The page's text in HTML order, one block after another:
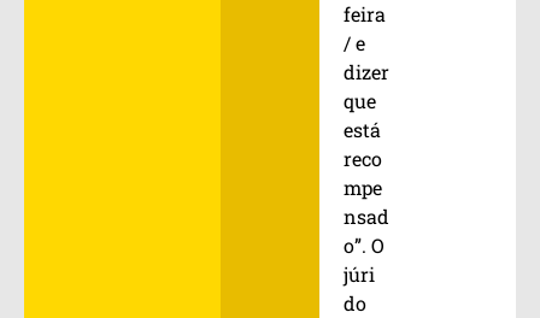
feira
/ e
dizer
que
está
reco
mpe
nsad
o”. O
júri
do